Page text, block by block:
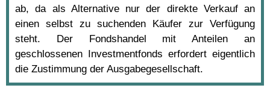
ab, da als Alternative nur der direkte Verkauf an
einen selbst zu suchenden Käufer zur Verfügung
steht. Der Fondshandel mit Anteilen an
geschlossenen Investmentfonds erfordert eigentlich
die Zustimmung der Ausgabegesellschaft.